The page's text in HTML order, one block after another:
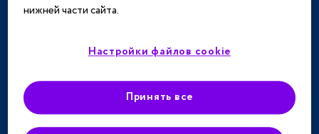
МЕРОПРИЯТИЯ
ПРЕПАРАТЫ
нижней части сайта.
Настройки файлов cookie
Принять все